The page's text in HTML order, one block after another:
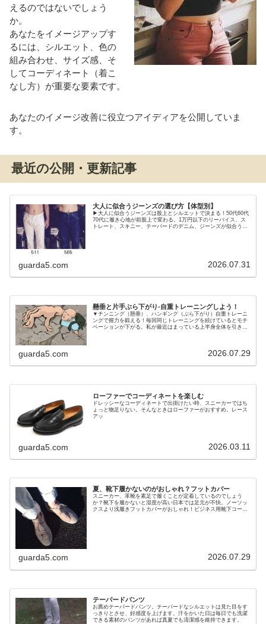
えるのではないでしょう
か。
あなたをイメージアップす
るには、シルエット、色の
組み合わせ、サイズ感、そ
してコーディネート（着こ
なし方）が重要な要素です。
あなたのイメージ改善に役立つアイディアを公開していま
す。
最近の公開・更新記事
大人に似合うジーンズの選び方【体型別】
▶大人に似合うジーンズは股上とシルエットで決まる！50代60代
70代に履き心地が前股上で変わる。1万円以下のリーバイス、ス
トレート、スキニー、テーパードのデニム、ジーンズが似合う体
guarda5.com 2026.07.31
懸垂と片手ぶら下がり-自重トレーニングしよう！
▼チンニング（懸垂）、ハンギング（ぶら下がり）自重トレーニ
ングで握力を鍛える！毎回同じトレーニングを続けているとモチ
ベーションが下がる。私が最近はまっている上半身全体を引き締
guarda5.com 2026.07.29
ローファーでコーディネートを楽しむ
ドレッシーなコーディネートで出掛けたい時、スニーカーではち
ょっと物足りない。そんなときはローファーがおすすめ。レース
アッ
guarda5.com 2026.03.11
夏、靴下履かないのがおしゃれ？フットカバー
スニーカー、革靴を素足で履くことが定着しているのでしょう
か？靴下を履かないと湿度が高い日本では足元が不快。ノーソッ
クスより浅履きフットカバーがおしゃれ！ビジネス用靴下コーデ
guarda5.com 2026.07.29
テーパードパンツ
お薦めテーパードパンツ。テーパードなシルエットは見た目をす
っきりとさせ、好感度を上げます。汗をかいた日は毎日でも洗濯
できる素材のパンツがあれば真夏でも清潔感を維持できます。